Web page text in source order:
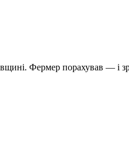
Фермер порахував — і